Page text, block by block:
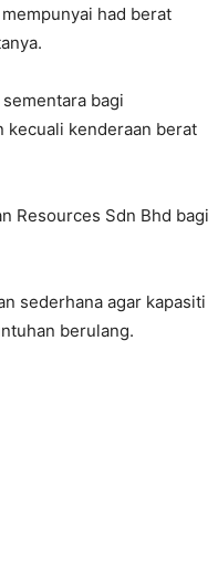
had berat
bagi
kecuali kenderaan berat
Resources Sdn Bhd bagi
sederhana agar kapasiti
berulang.